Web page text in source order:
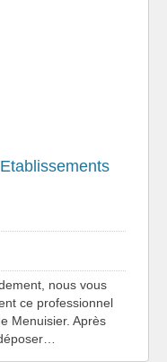
nous vous
ce professionnel
Menuisier. Après